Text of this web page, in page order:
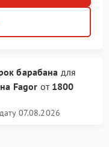
барабана для
Fagor от 1800
07.08.2026